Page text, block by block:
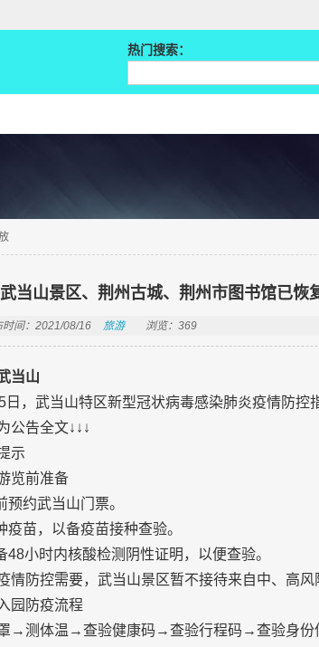
热门搜索：
当山景区、荆州古城、荆州市图书馆已恢
时间：2021/08/16 旅游 浏览：369
当山
日，武当山特区新型冠状病毒感染肺炎疫情防控
公告全文↓↓↓
示
览前准备
预约武当山门票。
疫苗，以备疫苗接种查验。
48小时内核酸检测阴性证明，以便查验。
疫情防控需要，武当山景区暂不接待来自中、高风
园防疫流程
→测体温→查验健康码→查验行程码→查验身